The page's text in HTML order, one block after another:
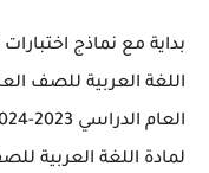
بداية مع نماذج
اللغة العربية للصف
لمادة اللغة العربية